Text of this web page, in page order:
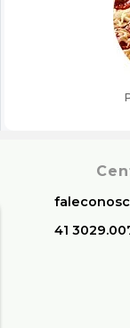
41